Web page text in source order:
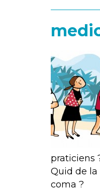
praticiens
Quid de la
coma ?